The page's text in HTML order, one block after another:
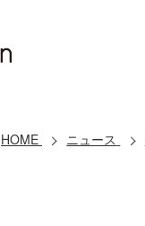
HOME ニュース